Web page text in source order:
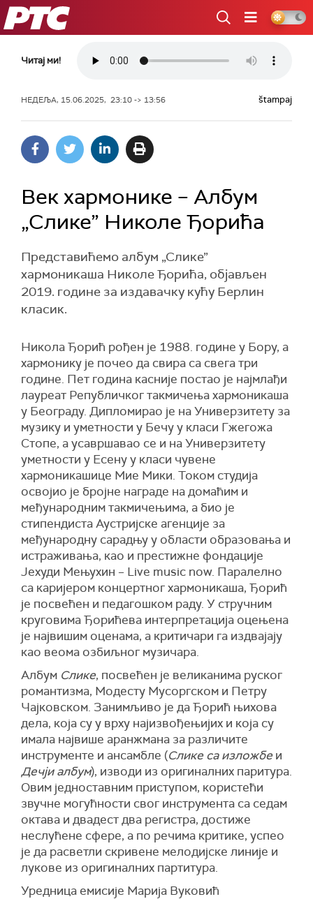
РТС
Читај ми!
НЕДЕЉА, 15.06.2025, 23:10 -> 13:56 štampaj
Век хармонике – Албум
„Слике” Николе Ђорића
Представићемо албум „Слике”
хармоникаша Николе Ђорића, објављен
2019. године за издавачку кућу Берлин
класик.
Никола Ђорић рођен је 1988. године у Бору, а
хармонику је почео да свира са свега три
године. Пет година касније постао је најмлађи
лауреат Републичког такмичења хармоникаша
у Београду. Дипломирао је на Универзитету за
музику и уметности у Бечу у класи Гжегожа
Стопе, а усавршавао се и на Универзитету
уметности у Есену у класи чувене
хармоникашице Мие Мики. Током студија
освојио је бројне награде на домаћим и
међународним такмичењима, а био је
стипендиста Аустријске агенције за
међународну сарадњу у области образовања и
истраживања, као и престижне фондације
Јехуди Мењухин – Live music now. Паралелно
са каријером концертног хармоникаша, Ђорић
је посвећен и педагошком раду. У стручним
круговима Ђорићева интерпретација оцењена
је највишим оценама, а критичари га издвајају
као веома озбиљног музичара.
Aлбум Слике, посвећен је великанима руског
романтизма, Модесту Мусоргском и Петру
Чајковском. Занимљиво је да Ђорић њихова
дела, која су у врху најизвођењијих и која су
имала највише аранжмана за различите
инструменте и ансамбле (Слике са изложбеи
Дечји албум), изводи из оригиналних паритура.
Овим једноставним приступом, користећи
звучне могућности свог инструмента са седам
октава и двадест два регистра, достиже
неслућене сфере, а по речима критике, успео
је да расветли скривене мелодијске линије и
лукове из оригиналних партитура.
Уредница емисије Марија Вуковић